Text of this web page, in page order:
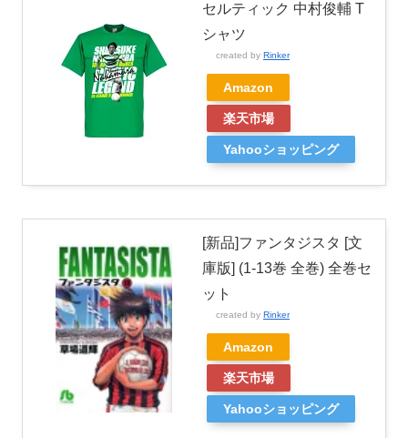
セルティック 中村俊輔 T
シャツ
created by Rinker
Amazon
楽天市場
Yahooショッピング
[新品]ファンタジスタ [文
庫版] (1-13巻 全巻) 全巻セ
ット
created by Rinker
Amazon
楽天市場
Yahooショッピング